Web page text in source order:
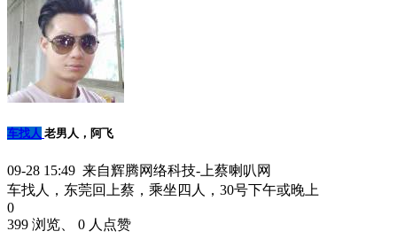
车找人 老男人，阿飞
09-28 15:49 来自辉腾网络科技-上蔡喇叭网
车找人，东莞回上蔡，乘坐四人，30号下午或晚上
0
399 浏览、 0 人点赞